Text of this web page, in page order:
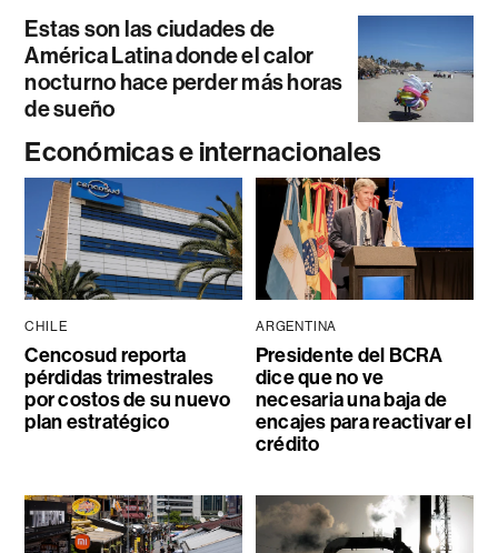
Estas son las ciudades de
América Latina donde el calor
nocturno hace perder más horas
de sueño
Económicas e internacionales
CHILE
Cencosud reporta
pérdidas trimestrales
por costos de su nuevo
plan estratégico
ARGENTINA
Presidente del BCRA
dice que no ve
necesaria una baja de
encajes para reactivar el
crédito